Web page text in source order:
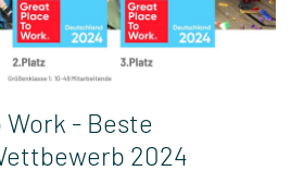
Work - Beste
2024